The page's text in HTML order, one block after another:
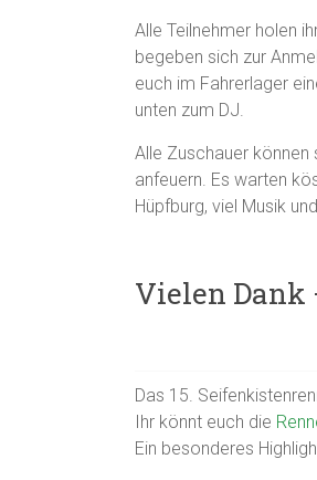
Alle Teilnehmer holen
begeben sich zur
euch im Fahrerlager
unten zum DJ.
Alle Zuschauer können
anfeuern. Es warten
Hüpfburg, viel Musik
Vielen Dank
Das 15.
Ihr könnt euch die
Ein besonderes